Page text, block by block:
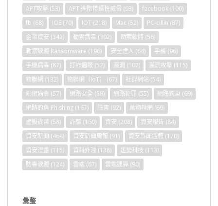
APT攻擊 (53) APT 進階持續性威脅 (93) facebook (100)
fb (68) IOE (70) IOT (218) Mac (52) PC-cillin (87)
企業資安 (342) 勒索病毒 (302) 勒索軟體 (56)
勒索軟體 Ransomware (196) 安全達人 (64) 手機 (96)
手機病毒 (87) 打詐週報 (52) 漏洞 (107) 漏洞攻擊 (115)
物聯網 (132) 物聯網（IoT） (67) 社群網站 (54)
綁架病毒 (57) 網路安全 (58) 網路犯罪 (55) 網路釣魚 (69)
網路釣魚 Phishing (167) 臉書 (92) 萬物聯網 (69)
虛擬貨幣 (58) 詐騙 (160) 資安 (208) 資安報告 (84)
資安新聞 (464) 資安新聞周報 (91) 資安新聞週報 (170)
資安漫畫 (115) 資料外洩 (138) 趨勢科技 (113)
防毒軟體 (124) 雲端 (67) 雲端運算 (90)
彙整